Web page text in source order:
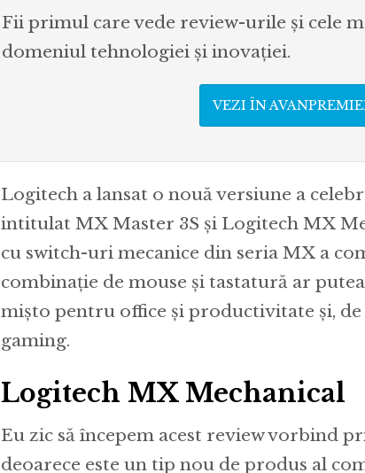
Fii primul care vede review-urile și cele
domeniul tehnologiei și inovației.
VEZI ÎN
Logitech a lansat o nouă versiune a
intitulat MX Master 3S și Logitech MX
cu switch-uri mecanice din seria MX a
combinație de mouse și tastatură ar
mișto pentru office și productivitate și, de
gaming.
Logitech MX Mechanical
Eu zic să începem acest review vorbind
deoarece este un tip nou de produs al